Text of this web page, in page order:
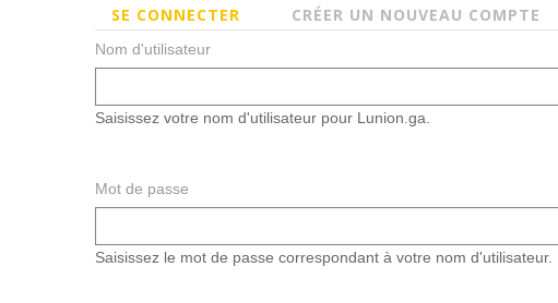
Onglets
principaux
SE CONNECTER (ONGLETCRÉER UN NOUVEAU COMPTE
Nom d'utilisateur
Saisissez votre nom d'utilisateur pour Lunion.ga.
Mot de passe
Saisissez le mot de passe correspondant à votre nom d'utilisateur.